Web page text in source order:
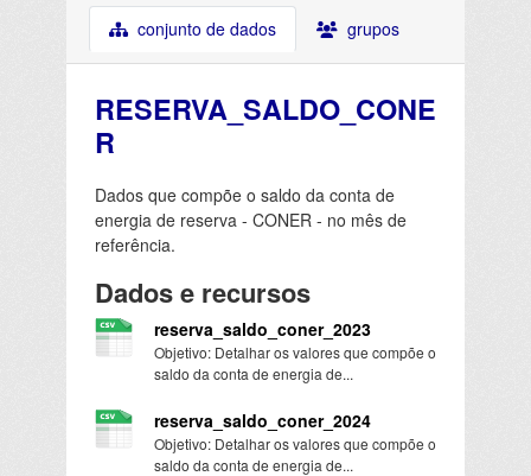
conjunto de dados grupos
RESERVA_SALDO_CONE
R
Dados que compõe o saldo da conta de
energia de reserva - CONER - no mês de
referência.
Dados e recursos
reserva_saldo_coner_2023
Objetivo: Detalhar os valores que compõe o
saldo da conta de energia de...
reserva_saldo_coner_2024
Objetivo: Detalhar os valores que compõe o
saldo da conta de energia de...